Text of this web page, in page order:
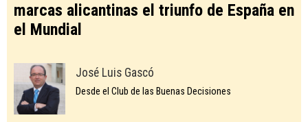
marcas alicantinas el triunfo de España en
el Mundial
José Luis Gascó
Desde el Club de las Buenas Decisiones